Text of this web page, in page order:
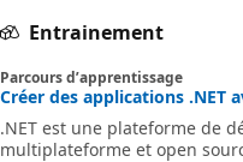
Entrainement
Parcours d’apprentissage
Créer des applications .NET
.NET est une plateforme de
multiplateforme et open